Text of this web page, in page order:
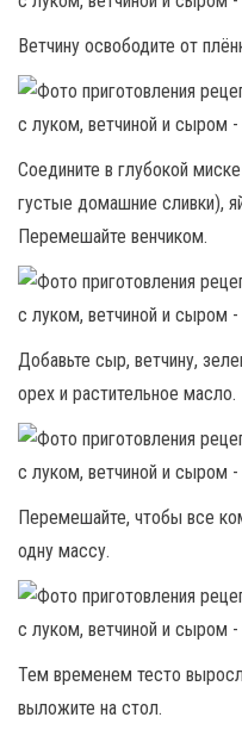
Ветчину освободите от
Соедините в глубокой
густые домашние сливки),
Перемешайте венчиком.
Добавьте сыр, ветчину,
орех и растительное масло.
Перемешайте, чтобы все
одну массу.
Тем временем тесто
выложите на стол.